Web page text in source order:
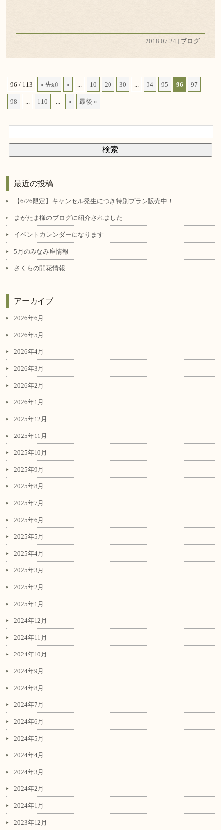
2018.07.24 | ブログ
96 / 113 « 先頭 « ... 10 20 30 ... 94 95 96 97
98 ... 110 ... » 最後 »
最近の投稿
【6/26限定】キャンセル発生につき特別プラン販売中！
まがたま様のブログに紹介されました
イベントカレンダーになります
5月のみなみ座情報
さくらの開花情報
アーカイブ
2026年6月
2026年5月
2026年4月
2026年3月
2026年2月
2026年1月
2025年12月
2025年11月
2025年10月
2025年9月
2025年8月
2025年7月
2025年6月
2025年5月
2025年4月
2025年3月
2025年2月
2025年1月
2024年12月
2024年11月
2024年10月
2024年9月
2024年8月
2024年7月
2024年6月
2024年5月
2024年4月
2024年3月
2024年2月
2024年1月
2023年12月